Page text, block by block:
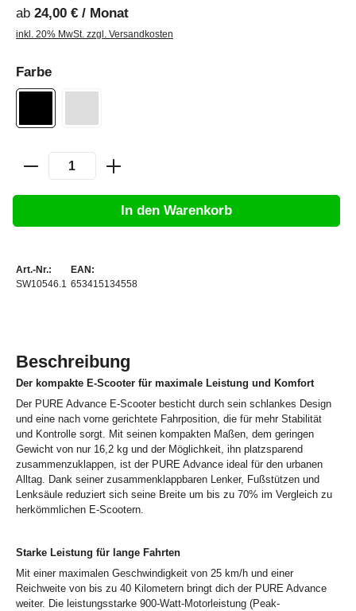
ab 24,00 € / Monat
inkl. 20% MwSt. zzgl. Versandkosten
Farbe
In den Warenkorb
Art.-Nr.:
SW10546.1
EAN:
653415134558
Beschreibung
Der kompakte E-Scooter für maximale Leistung und Komfort
Der PURE Advance E-Scooter besticht durch sein schlankes Design
und eine nach vorne gerichtete Fahrposition, die für mehr Stabilität
und Kontrolle sorgt. Mit seinen kompakten Maßen, dem geringen
Gewicht von nur 16,2 kg und der Möglichkeit, ihn platzsparend
zusammenzuklappen, ist der PURE Advance ideal für den urbanen
Alltag. Dank seiner zusammenklappbaren Lenker, Fußstützen und
Lenksäule reduziert sich seine Breite um bis zu 70% im Vergleich zu
herkömmlichen E-Scootern.
Starke Leistung für lange Fahrten
Mit einer maximalen Geschwindigkeit von 25 km/h und einer
Reichweite von bis zu 40 Kilometern bringt dich der PURE Advance
weiter. Die leistungsstarke 900-Watt-Motorleistung (Peak-